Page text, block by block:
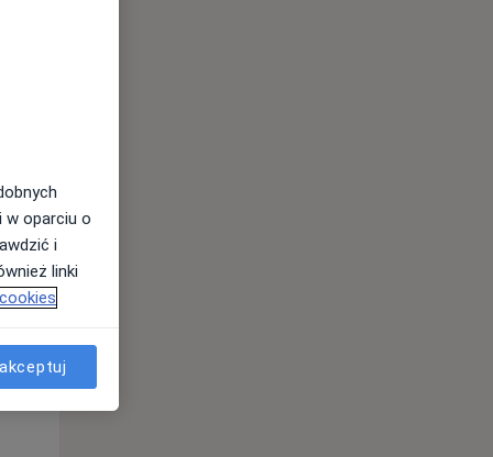
Wt,
11 Sie
w oparciu o
i
linki